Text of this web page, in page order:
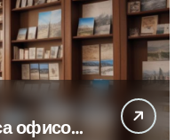
офисов